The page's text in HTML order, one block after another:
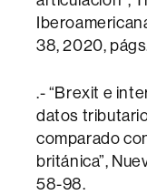
38, 2020,
.- “Brexit e
datos
comparado
británica”,
58-98.